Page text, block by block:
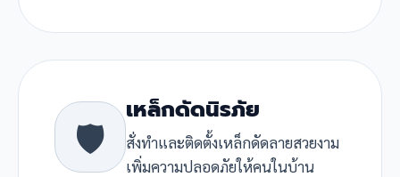
🛡️
เหล็กดัดนิรภัย
สั่งทำและติดตั้งเหล็กดัดลายสวยงาม
เพิ่มความปลอดภัยให้คนในบ้าน